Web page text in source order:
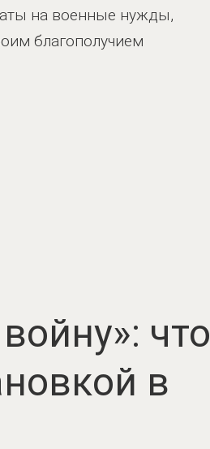
на военные нужды,
благополучием
что
в